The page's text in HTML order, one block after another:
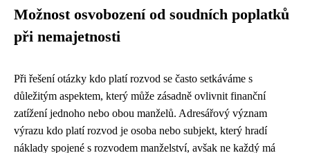
Možnost osvobození od soudních poplatků
při nemajetnosti
Při řešení otázky kdo platí rozvod se často setkáváme s
důležitým aspektem, který může zásadně ovlivnit finanční
zatížení jednoho nebo obou manželů. Adresářový význam
výrazu kdo platí rozvod je osoba nebo subjekt, který hradí
náklady spojené s rozvodem manželství, avšak ne každý má